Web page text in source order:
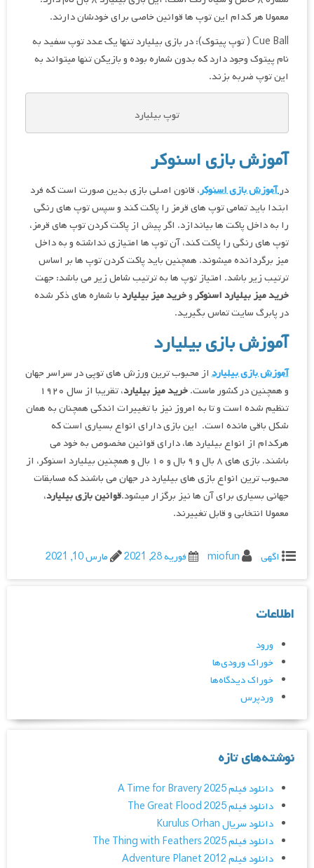
معمولا هر کدام این توپ ها قوانین خاصی برای خودشان دارند.
Cue Ball ( توپ پیتوک): در بازی بیلیارد تنها یک عدد توپ سفید به
نام پیتوک وجود دارد که بدون شماره بوده و بازیکن تنها میتواند به
این توپ ضربه بزند.
توپ بیلیارد
آموزش بازی اسنوکر
درآموزش بازی اسنوکر، قانون اصلی بازی بدین صورت است که فرد
ابتدا باید تمامی توپ های قرمز را پاکت کند و سپس توپ های رنگی
را به داخل پاکت ها بیاندازد. اگر پیش از پاکت کردن توپ های قرمز،
توپ های رنگی را پاکت کند، آن توپ ها امتیازی نداشته و به داخل
میز برگردانده میشوند. همچنین باید پاکت کردن توپ ها بر اساس
ترتیب زیر باشد. امتیاز توپ ها به ترتیب شامل زیر می باشد: جهت
خرید میز بیلیارد اسنوکروخرید میز بیلیاردبا شماره های ذکر شده
در پابرگ سایت تماس بگیرید.
آموزش بازی بیلیارد
آموزش بازی بیلیارد از محبوب ترین ورزش های توپی در سراسر جهان
و همچنین در کشور ماست.خرید میز بیلیارد
، تقریبا از سال ۱۹۲۰
تنظیم شده است و تا به امروز نیز با تغییرات اندکی همچنان به همان
شکل باقی مانده است. این بازی دارای انواع بسیاری است که
هرکدام از انواع بیلیارد ها، دارای قوانین مخصوص به خود می
باشند. بازی های ۸ بال و ۹ بال و ۱۰ بال و همچنین بیلیارد اسنوکر، از
محبوب ترین انواع بازی های بیلیارد در جهان می باشند که مسابقات
جهانی بسیاری برای آن ها نیز برگزار میشود.قوانین بازی بیلیارد،
معمولا انتخابی و قابل تغییرند.
اگهی miofun فوریه 28, 2021 مارس 10, 2021
اطلاعات
ورود
خوراک ورودی‌ها
خوراک دیدگاه‌ها
وردپرس
نوشته‌های تازه
دانلود فیلم A Time for Bravery 2025
دانلود فیلم The Great Flood 2025
دانلود سریال Kurulus Orhan
دانلود فیلم The Thing with Feathers 2025
دانلود فیلم Adventure Planet 2012